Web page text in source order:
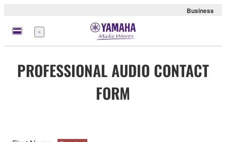
Business
Menu
PROFESSIONAL AUDIO CONTACT
FORM